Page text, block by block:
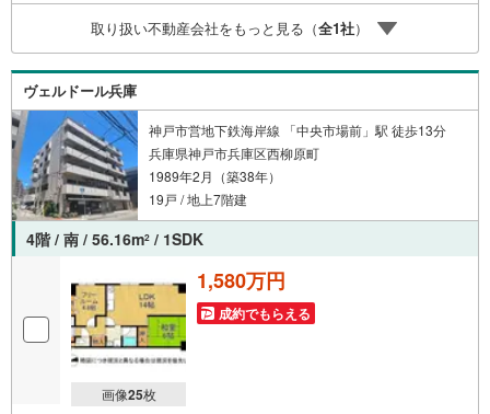
取り扱い不動産会社をもっと見る（全1社）
ヴェルドール兵庫
神戸市営地下鉄海岸線 「中央市場前」駅 徒歩13分
兵庫県神戸市兵庫区西柳原町
1989年2月（築38年）
19戸 / 地上7階建
4階 / 南 / 56.16m2 / 1SDK
画像25枚
1,580万円
成約でもらえる